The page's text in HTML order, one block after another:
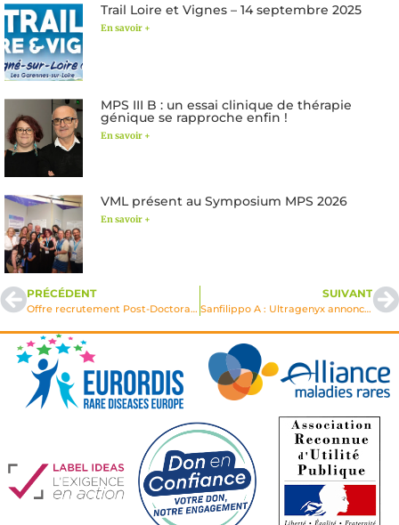
Trail Loire et Vignes – 14 septembre 2025
En savoir +
MPS III B : un essai clinique de thérapie
génique se rapproche enfin !
En savoir +
VML présent au Symposium MPS 2026
En savoir +
PRÉCÉDENT
Offre recrutement Post-Doctorant : Soins palliatifs précoces et maladies lysosomales
SUIVANT
Sanfilippo A : Ultragenyx annonce avoir redéposé une demande aux autorités de santé américaines pour la thérapie génique